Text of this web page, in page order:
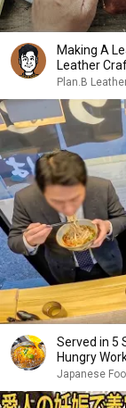
Making A
Leather
Plan.B
Served in 5
Hungry
Japanese